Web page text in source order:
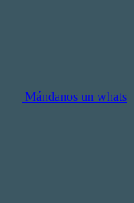
Mándanos un whats